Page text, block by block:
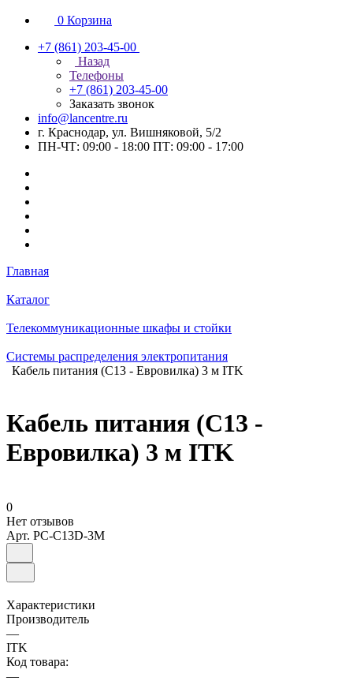
0 Корзина
+7 (861) 203-45-00
Назад
Телефоны
+7 (861) 203-45-00
Заказать звонок
info@lancentre.ru
г. Краснодар, ул. Вишняковой, 5/2
ПН-ЧТ: 09:00 - 18:00 ПТ: 09:00 - 17:00
Главная
Каталог
Телекоммуникационные шкафы и стойки
Системы распределения электропитания
Кабель питания (С13 - Евровилка) 3 м ITK
Кабель питания (С13 -
Евровилка) 3 м ITK
0
Нет отзывов
Арт. PC-C13D-3M
Характеристики
Производитель
—
ITK
Код товара:
—